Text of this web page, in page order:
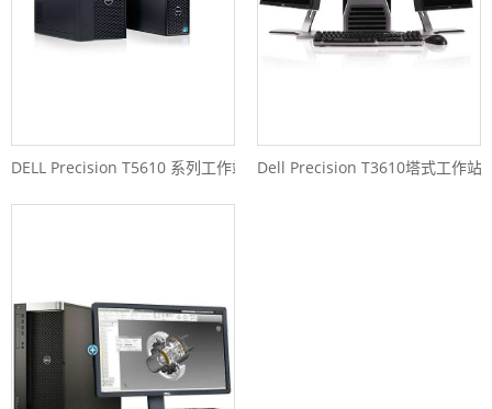
DELL Precision T5610 系列工作站 Dell Precision T3610塔式工作站